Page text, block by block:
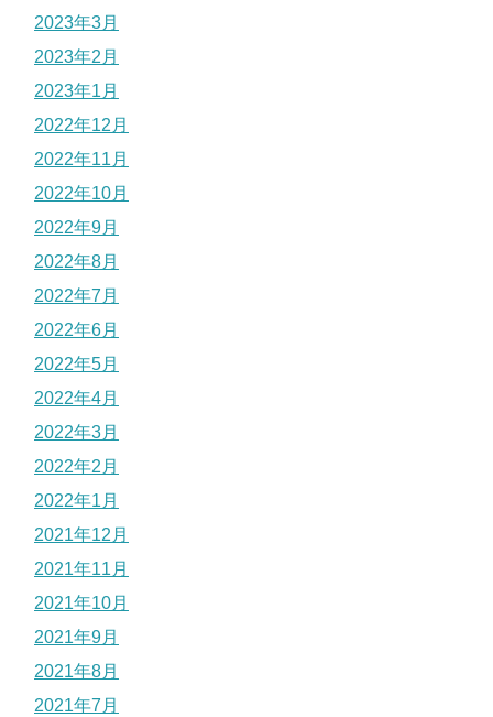
2023年3月
2023年2月
2023年1月
2022年12月
2022年11月
2022年10月
2022年9月
2022年8月
2022年7月
2022年6月
2022年5月
2022年4月
2022年3月
2022年2月
2022年1月
2021年12月
2021年11月
2021年10月
2021年9月
2021年8月
2021年7月